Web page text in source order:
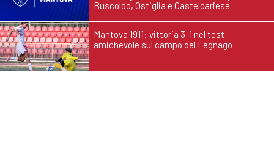
Buscoldo, Ostiglia e Casteldariese
Mantova 1911: vittoria 3-1 nel test
amichevole sul campo del Legnago